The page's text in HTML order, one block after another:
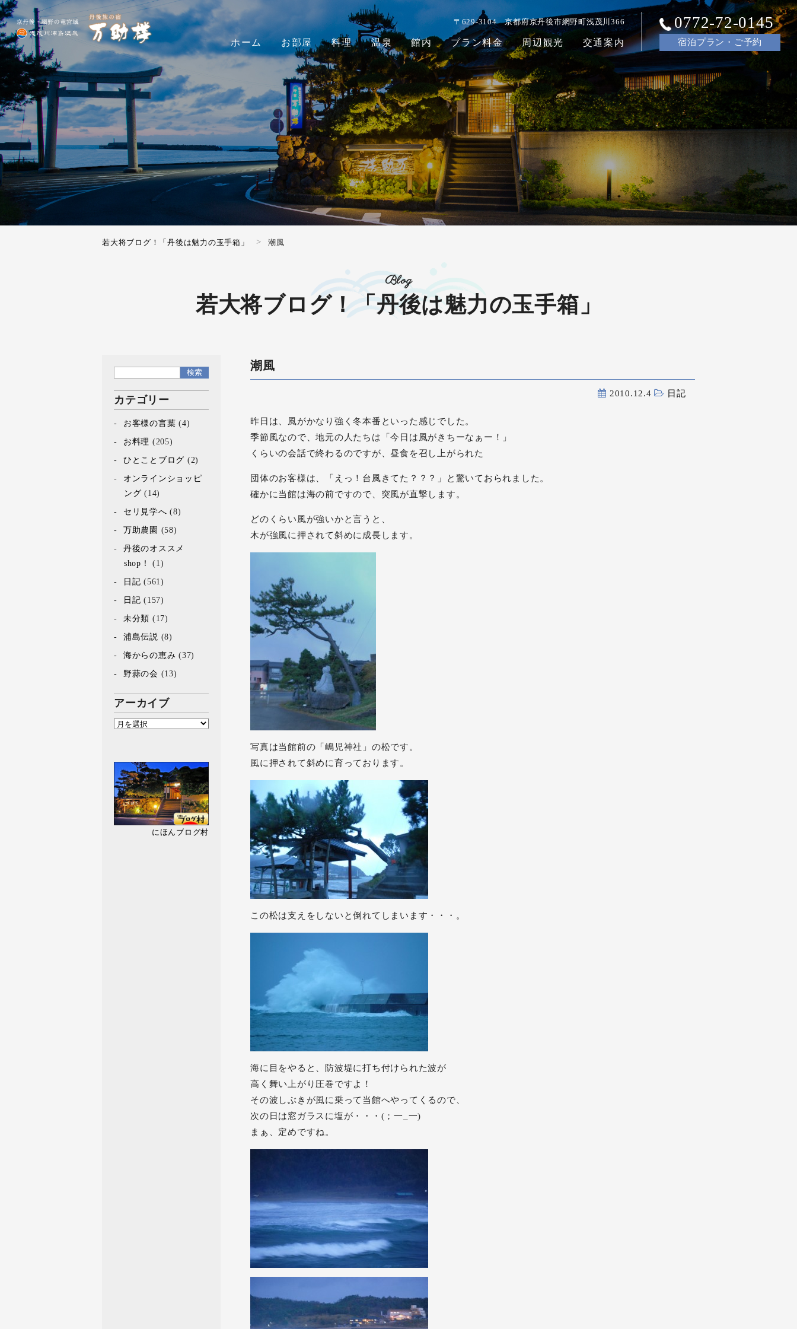
0772-72-0145
宿泊プラン・ご予約
〒629-3104京都府京丹後市網野町浅茂川366
ホーム お部屋 料理 温泉 館内 プラン料金 周辺観光 交通案内
若大将ブログ！「丹後は魅力の玉手箱」 潮風
Blog
若大将ブログ！「丹後は魅力の玉手箱」
潮風
2010.12.4 日記
昨日は、風がかなり強く冬本番といった感じでした。
季節風なので、地元の人たちは「今日は風がきちーなぁー！」
くらいの会話で終わるのですが、昼食を召し上がられた
団体のお客様は、「えっ！台風きてた？？？」と驚いておられました。
確かに当館は海の前ですので、突風が直撃します。
どのくらい風が強いかと言うと、
木が強風に押されて斜めに成長します。
写真は当館前の「嶋児神社」の松です。
風に押されて斜めに育っております。
この松は支えをしないと倒れてしまいます・・・。
海に目をやると、防波堤に打ち付けられた波が
高く舞い上がり圧巻ですよ！
その波しぶきが風に乗って当館へやってくるので、
次の日は窓ガラスに塩が・・・(；一_一)
まぁ、定めですね。
カテゴリー
お客様の言葉 (4)
お料理 (205)
ひとことブログ (2)
オンラインショッピ
ング (14)
セリ見学へ (8)
万助農園 (58)
丹後のオススメ
shop！
(1)
日記 (561)
日記 (157)
未分類 (17)
浦島伝説 (8)
海からの恵み (37)
野蒜の会 (13)
アーカイブ
にほんブログ村